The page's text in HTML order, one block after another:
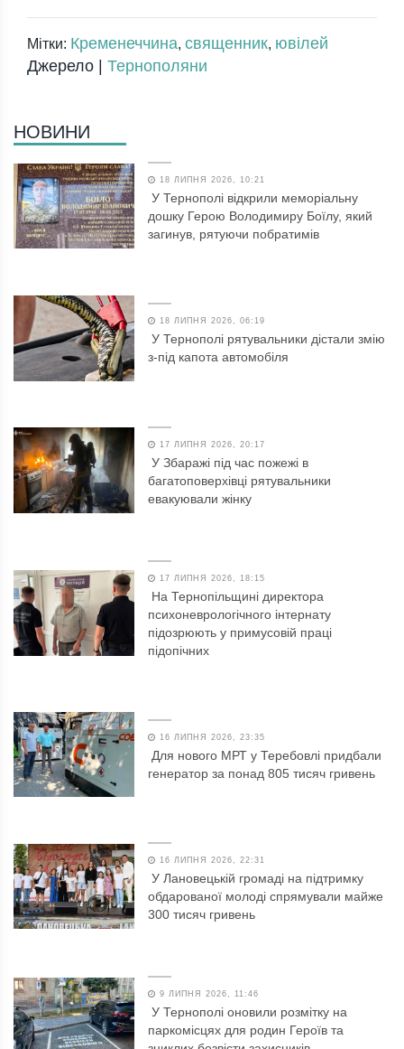
Мітки: Кременеччина, священник, ювілей
Джерело | Тернополяни
НОВИНИ
18 ЛИПНЯ 2026, 10:21
У Тернополі відкрили меморіальну
дошку Герою Володимиру Боїлу, який
загинув, рятуючи побратимів
18 ЛИПНЯ 2026, 06:19
У Тернополі рятувальники дістали змію
з-під капота автомобіля
17 ЛИПНЯ 2026, 20:17
У Збаражі під час пожежі в
багатоповерхівці рятувальники
евакуювали жінку
17 ЛИПНЯ 2026, 18:15
На Тернопільщині директора
психоневрологічного інтернату
підозрюють у примусовій праці
підопічних
16 ЛИПНЯ 2026, 23:35
Для нового МРТ у Теребовлі придбали
генератор за понад 805 тисяч гривень
16 ЛИПНЯ 2026, 22:31
У Лановецькій громаді на підтримку
обдарованої молоді спрямували майже
300 тисяч гривень
9 ЛИПНЯ 2026, 11:46
У Тернополі оновили розмітку на
паркомісцях для родин Героїв та